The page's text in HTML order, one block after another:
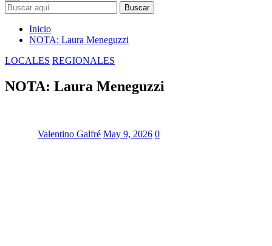
Buscar
Inicio
NOTA: Laura Meneguzzi
LOCALES REGIONALES
NOTA: Laura Meneguzzi
Valentino Galfré May 9, 2026 0